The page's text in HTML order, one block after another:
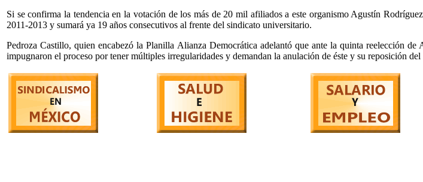
Si se confirma la tendencia en la votación de los más de 20 mil afiliados a este organismo Agustín
2011-2013 y sumará ya 19 años consecutivos al frente del sindicato universitario.
Pedroza Castillo, quien encabezó la Planilla Alianza Democrática adelantó que ante la quinta reelección
impugnaron el proceso por tener múltiples irregularidades y demandan la anulación de éste y su reposición del